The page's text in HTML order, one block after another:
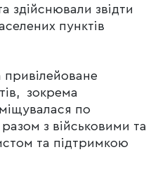
здійснювали звідти
пунктів
зокрема
по
з військовими та
та підтримкою